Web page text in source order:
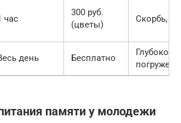
час
300 руб.
(цветы)
Скорбь,
день Бесплатно
Глубокое
памяти у молодежи